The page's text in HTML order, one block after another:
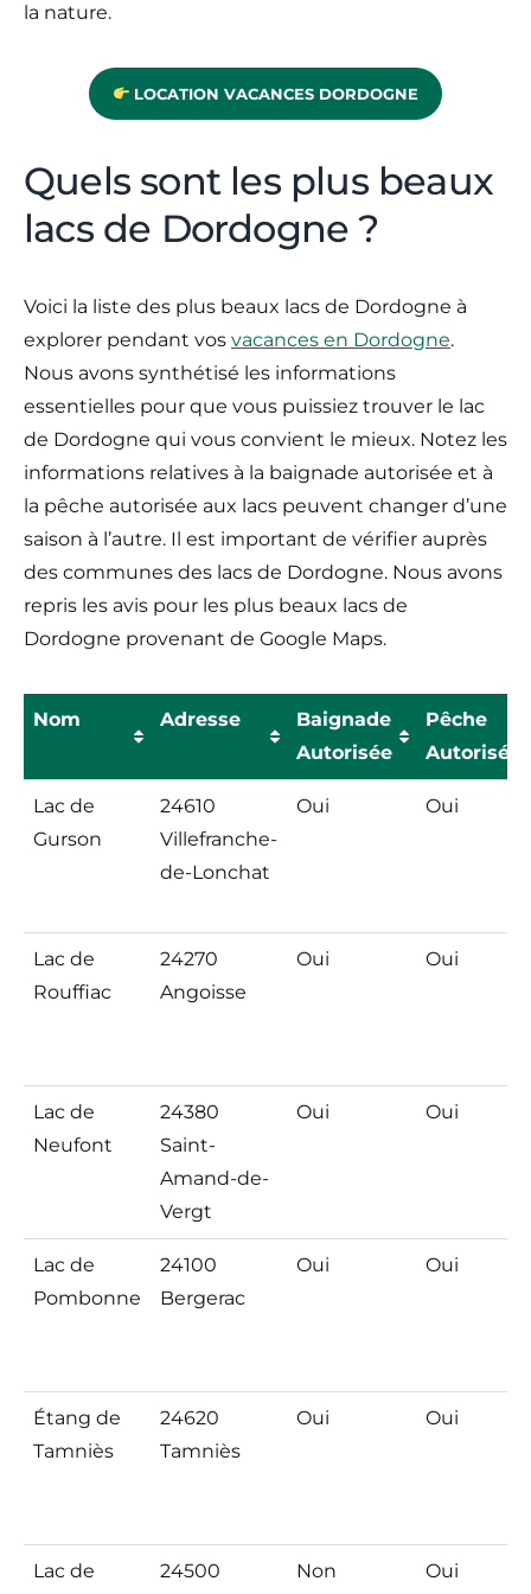
la nature.
LOCATION VACANCES DORDOGNE
Quels sont les plus beaux
lacs de Dordogne ?
Voici la liste des plus beaux lacs de Dordogne à
explorer pendant vos vacances en Dordogne.
Nous avons synthétisé les informations
essentielles pour que vous puissiez trouver le lac
de Dordogne qui vous convient le mieux. Notez les
informations relatives à la baignade autorisée et à
la pêche autorisée aux lacs peuvent changer d’une
saison à l’autre. Il est important de vérifier auprès
des communes des lacs de Dordogne. Nous avons
repris les avis pour les plus beaux lacs de
Dordogne provenant de Google Maps.
Nom Adresse
Baignade
Autorisée
Pêche
Autorisée
Nom
Adresse
Baignade
Pêche
Lac de
Gurson
24610
Villefranche-
de-Lonchat
Oui Oui
Lac de
Rouffiac
24270
Angoisse
Oui Oui
Lac de
Neufont
24380
Saint-
Amand-de-
Vergt
Oui Oui
Lac de
Pombonne
24100
Bergerac
Oui Oui
Étang de
Tamniès
24620
Tamniès
Oui Oui
Lac de
24500
Non Oui